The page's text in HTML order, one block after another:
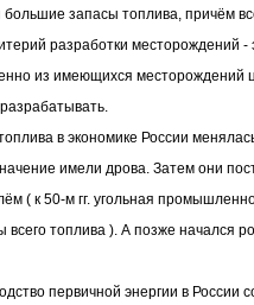
запасы топлива, причём
разработки месторождений -
из имеющихся месторождений
в экономике России
имели дрова. Затем они
( к 50-м гг. угольная
всего топлива ). А позже начался
первичной энергии в России